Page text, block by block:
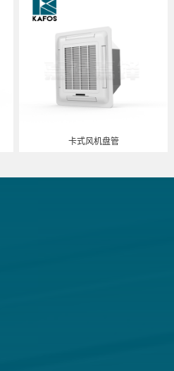
卡式风机盘管